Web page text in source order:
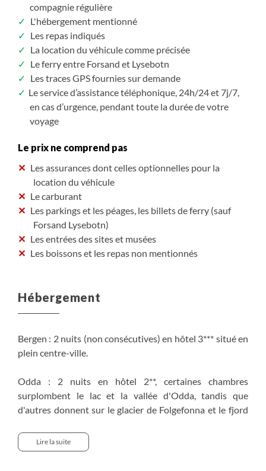
compagnie régulière
L'hébergement mentionné
Les repas indiqués
La location du véhicule comme précisée
Le ferry entre Forsand et Lysebotn
Les traces GPS fournies sur demande
Le service d’assistance téléphonique, 24h/24 et 7j/7,
en cas d’urgence, pendant toute la durée de votre
voyage
Le prix ne comprend pas
Les assurances dont celles optionnelles pour la
location du véhicule
Le carburant
Les parkings et les péages, les billets de ferry (sauf
Forsand Lysebotn)
Les entrées des sites et musées
Les boissons et les repas non mentionnés
Hébergement
Bergen : 2 nuits (non consécutives) en hôtel 3*** situé en
plein centre-ville.
Odda : 2 nuits en hôtel 2**, certaines chambres
surplombent le lac et la vallée d'Odda, tandis que
d'autres donnent sur le glacier de Folgefonna et le fjord
Sand : 1 nuit en hôtel 3*** idéalement situé en bordure
Lire la suite